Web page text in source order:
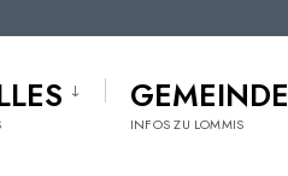
GEMEINDE
INFOS ZU LOMMIS